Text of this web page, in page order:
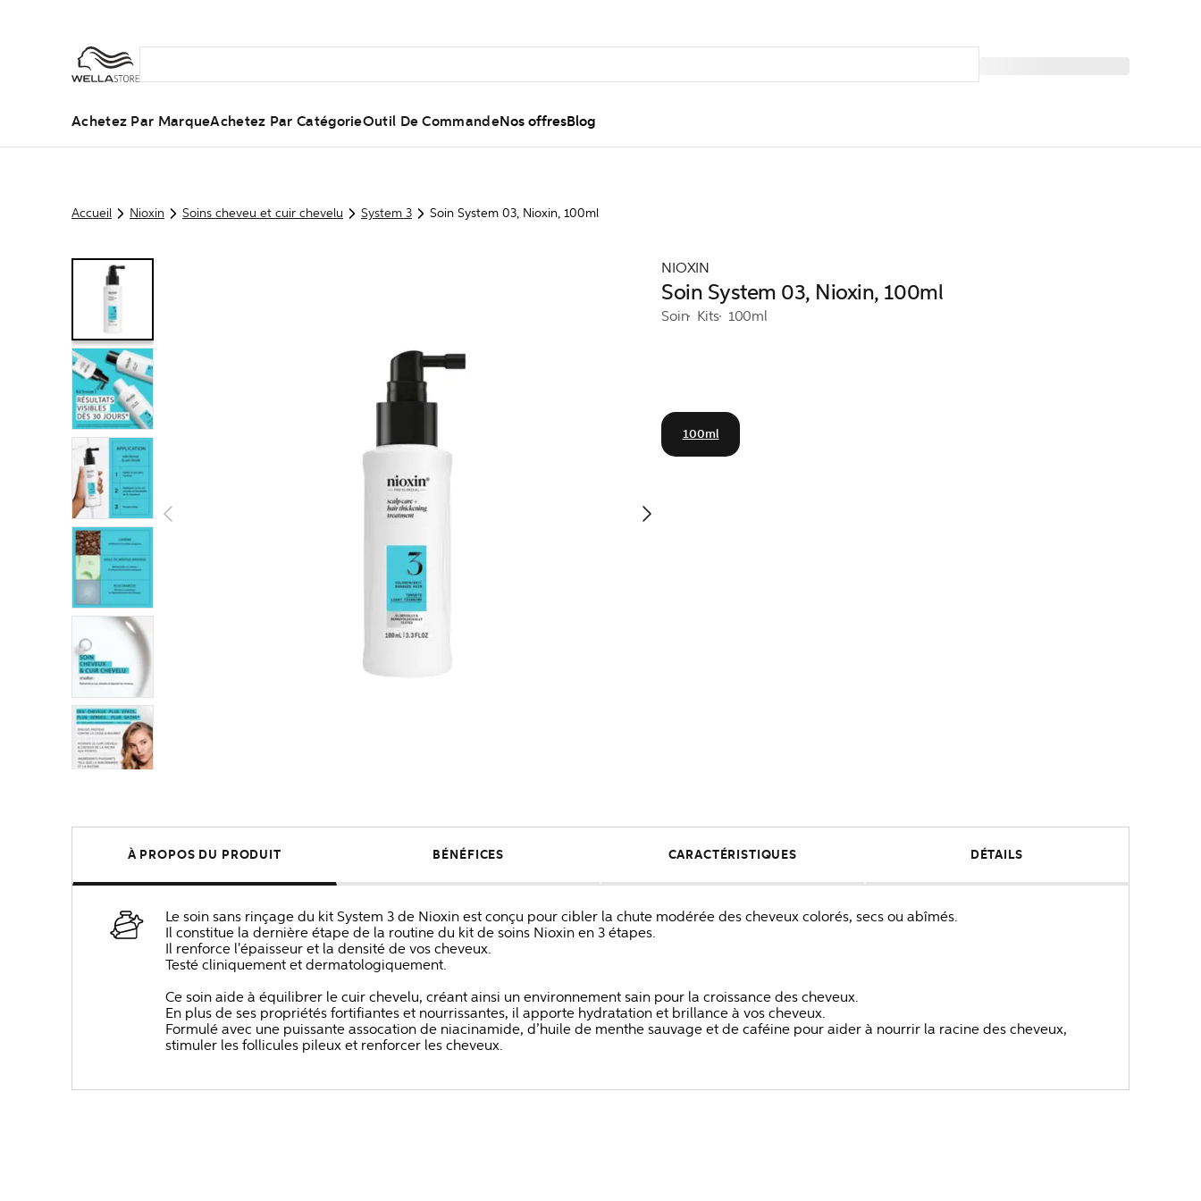
Achetez Par MarqueAchetez Par CatégorieOutil De CommandeNos offresBlog
Accueil Nioxin Soins cheveu et cuir chevelu System 3 Soin System 03, Nioxin, 100ml
NIOXIN
Soin System 03, Nioxin, 100ml
Soin Kits 100ml
100ml
À PROPOS DU PRODUIT BÉNÉFICES CARACTÉRISTIQUES DÉTAILS
Le soin sans rinçage du kit System 3 de Nioxin est conçu pour cibler la chute modérée des cheveux colorés, secs ou abîmés.
Il constitue la dernière étape de la routine du kit de soins Nioxin en 3 étapes.
Il renforce l'épaisseur et la densité de vos cheveux.
Testé cliniquement et dermatologiquement.
Ce soin aide à équilibrer le cuir chevelu, créant ainsi un environnement sain pour la croissance des cheveux.
En plus de ses propriétés fortifiantes et nourrissantes, il apporte hydratation et brillance à vos cheveux.
Formulé avec une puissante assocation de niacinamide, d’huile de menthe sauvage et de caféine pour aider à nourrir la racine des cheveux,
stimuler les follicules pileux et renforcer les cheveux.